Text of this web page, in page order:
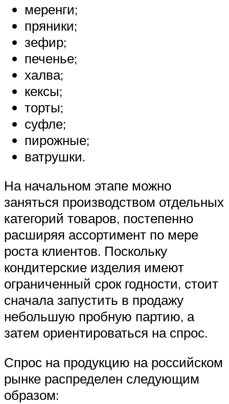
меренги;
пряники;
зефир;
печенье;
халва;
кексы;
торты;
суфле;
пирожные;
ватрушки.
На начальном этапе можно
заняться производством отдельных
категорий товаров, постепенно
расширяя ассортимент по мере
роста клиентов. Поскольку
кондитерские изделия имеют
ограниченный срок годности, стоит
сначала запустить в продажу
небольшую пробную партию, а
затем ориентироваться на спрос.
Спрос на продукцию на российском
рынке распределен следующим
образом: